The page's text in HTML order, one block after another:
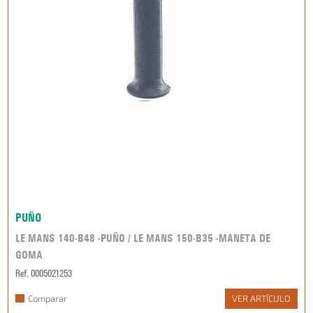
PUÑO
LE MANS 140-B48 -PUÑO / LE MANS 150-B35 -MANETA DE
GOMA
Ref. 0005021253
Comparar VER ARTÍCULO